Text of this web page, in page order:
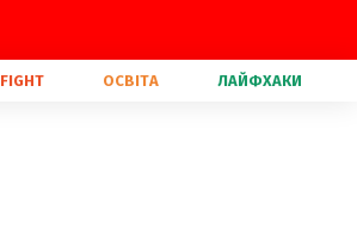
FIGHT ОСВІТА ЛАЙФХАКИ